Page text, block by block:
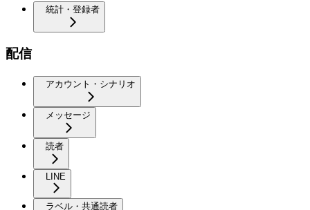
統計・登録者
配信
アカウント・シナリオ
メッセージ
読者
LINE
ラベル・共通読者